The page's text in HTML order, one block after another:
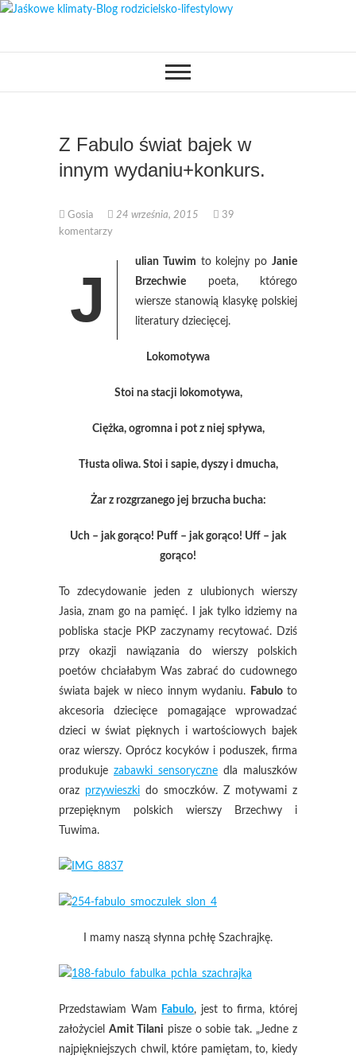
Skip
Jaśkowe klimaty-
Blog rodzicielsko-
lifestylowy
CIEKAWE PROJEKTY DIY Z
Z Fabulo świat bajek w
innym wydaniu+konkurs.
Gosia 24 września, 2015
39
komentarzy
J
ulian Tuwim to kolejny poJanie
Brzechwie poeta, którego
wiersze stanowią klasykę polskiej
literatury dziecięcej.
Lokomotywa
Stoi na stacji lokomotywa,
Ciężka, ogromna i pot z niej spływa,
Tłusta oliwa. Stoi i sapie, dyszy i dmucha,
Żar z rozgrzanego jej brzucha bucha:
Uch – jak gorąco! Puff – jak gorąco! Uff – jak
gorąco!
To zdecydowanie jeden z ulubionych wierszy
Jasia, znam go na pamięć. I jak tylko idziemy na
pobliska stacje PKP zaczynamy recytować. Dziś
przy okazji nawiązania do wierszy polskich
poetów chciałabym Was zabrać do cudownego
świata bajek w nieco innym wydaniu.
Fabuloto
akcesoria dziecięce pomagające wprowadzać
dzieci w świat pięknych i wartościowych bajek
oraz wierszy. Oprócz kocyków i poduszek, firma
produkuje zabawki sensoryczne dla maluszków
oraz przywieszki do smoczków. Z motywami z
przepięknym polskich wierszy Brzechwy i
Tuwima.
I mamy naszą słynna pchłę Szachrajkę.
Przedstawiam Wam Fabulo, jest to firma, której
założyciel Amit Tilani pisze o sobie tak. „Jedne z
najpiękniejszych chwil, które pamiętam, to, kiedy